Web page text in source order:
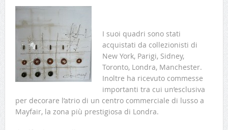
I suoi quadri sono stati
acquistati da collezionisti di
New York, Parigi, Sidney,
Toronto, Londra, Manchester.
Inoltre ha ricevuto commesse
importanti tra cui un’esclusiva
per decorare l’atrio di un centro commerciale di lusso a
Mayfair, la zona più prestigiosa di Londra.